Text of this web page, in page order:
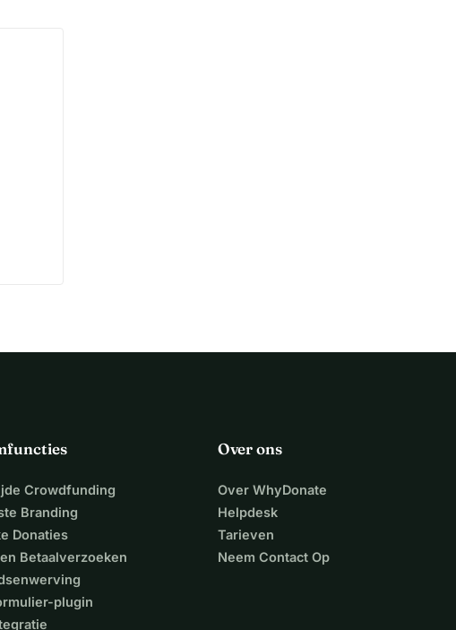
Crowdfunding
Branding
Donaties
Betaalverzoeken
plugin
Over ons
Over WhyDonate
Helpdesk
Tarieven
Neem Contact Op